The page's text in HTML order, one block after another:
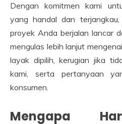
Dengan komitmen kami
yang handal dan
proyek Anda berjalan lancar
mengulas lebih lanjut
layak dipilih, kerugian jika
kami, serta pertanyaan
konsumen.
Mengapa